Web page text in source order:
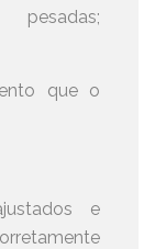
que o
e